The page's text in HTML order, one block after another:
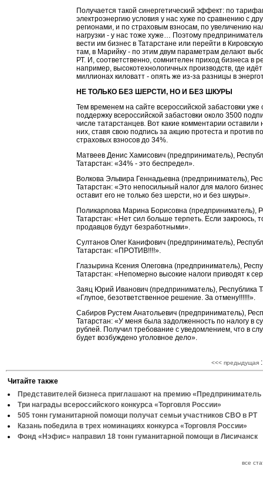
Получается такой синергетический эффект: по
электроэнергию условия у нас хуже по сравнению с
регионами, и по страховым взносам, по увеличению
нагрузки - у нас тоже хуже… Поэтому
вести им бизнес в Татарстане или перейти в
там, в Марийку - по этим двум параметрам делают
РТ. И, соответственно, сомнителен приход бизнеса в
например, высокотехнологичных производств, где
миллионах киловатт - опять же из-за разницы в
НЕ ТОЛЬКО БЕЗ ШЕРСТИ, НО И БЕЗ ШКУРЫ
Тем временем на сайте всероссийской забастовки уже
поддержку всероссийской забастовки около 3500
числе татарстанцев. Вот какие комментарии оставили
них, ставя свою подпись за акцию протеста и против
страховых взносов до 34%.
Матвеев Денис Хамисович (предприниматель),
Татарстан: «34% - это беспредел».
Волкова Эльвира Геннадьевна (предприниматель),
Татарстан: «Это непосильный налог для малого
оставит его не только без шерсти, но и без шкуры».
Поликарпова Марина Борисовна (предприниматель),
Татарстан: «Нет сил больше терпеть. Если закроюсь,
продавцов будут безработными».
Султанов Олег Канифович (предприниматель),
Татарстан: «ПРОТИВ!!!!».
Глазырина Ксения Олеговна (предприниматель),
Татарстан: «Непомерно высокие налоги приводят к
Заяц Юрий Иванович (предприниматель), Республика
«Глупое, безответственное решение. За отмену!!!!!!».
Сабиров Рустем Анатольевич (предприниматель),
Татарстан: «У меня была задолженность по налогу в
рублей. Получил требование с уведомлением, что в
будет возбуждено уголовное дело».
<<< предыдущая
Читайте также
Представителей бизнеса приглашают на премию «Предприниматель
Три награды всероссийского конкурса «Торговля России»
505 тонн гуманитарной помощи получат семьи участников СВО в РТ
Казань победила в трех номинациях конкурса «Торговля России»
Фонд «Нэфис» направил 18 тонн гуманитарной помощи в Лисичанск
все